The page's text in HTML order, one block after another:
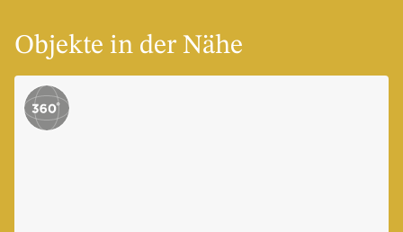
Objekte in der Nähe